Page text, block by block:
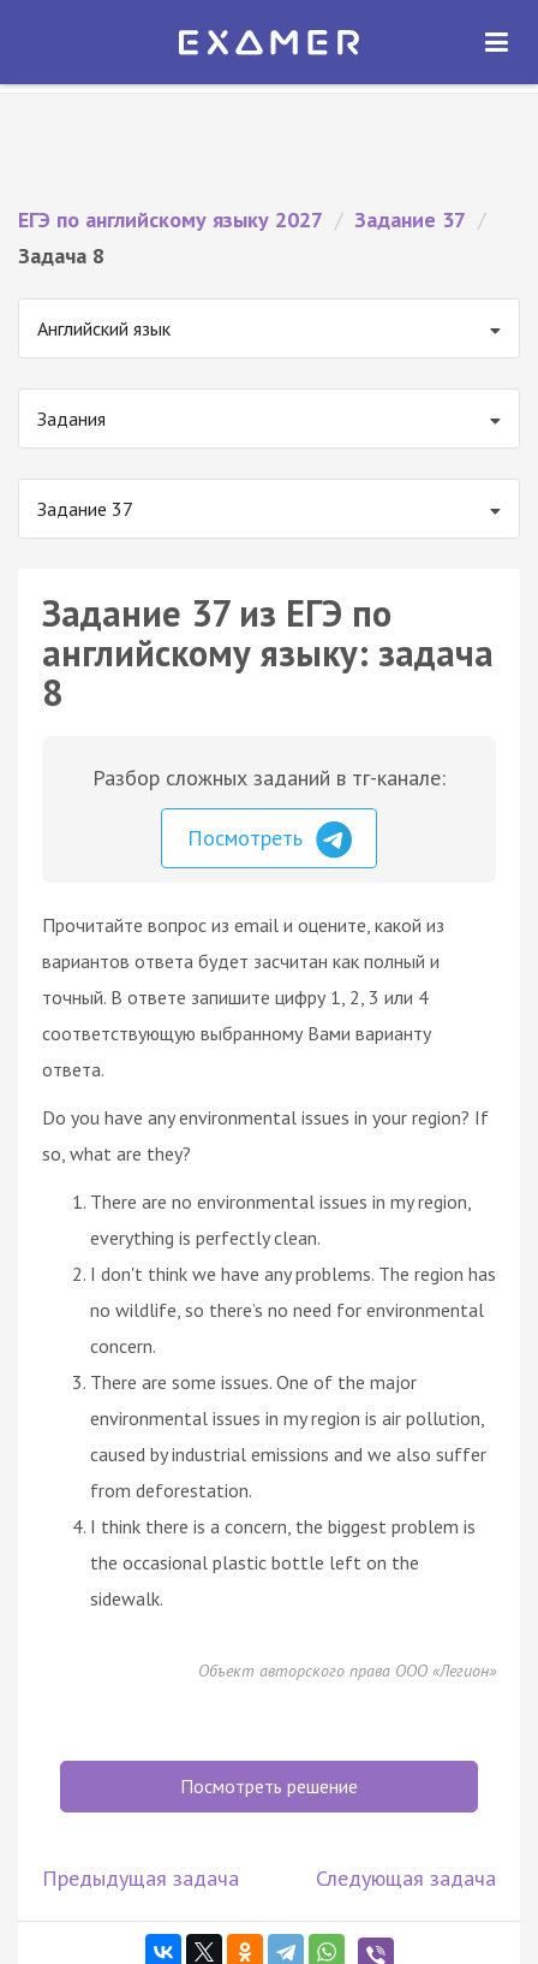
Экзамер — ЕГЭ 2027
ОТКРЫТЬ
ЕГЭ по английскому языку 2027 / Задание 37 /
Задача 8
Английский язык
Задания
Задание 37
Задание 37 из ЕГЭ по
английскому языку: задача
8
Разбор сложных заданий в тг-канале:
Посмотреть
Прочитайте вопрос из email и оцените, какой из
вариантов ответа будет засчитан как полный и
точный. В ответе запишите цифру 1, 2, 3 или 4
соответствующую выбранному Вами варианту
ответа.
Do you have any environmental issues in your region? If
so, what are they?
There are no environmental issues in my region,
everything is perfectly clean.
I don't think we have any problems. The region has
no wildlife, so there’s no need for environmental
concern.
There are some issues. One of the major
environmental issues in my region is air pollution,
caused by industrial emissions and we also suffer
from deforestation.
I think there is a concern, the biggest problem is
the occasional plastic bottle left on the
sidewalk.
Объект авторского права ООО «Легион»
Посмотреть решение
Предыдущая задача Следующая задача